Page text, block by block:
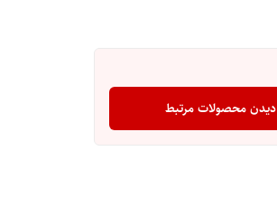
دیدن محصولات مرتبط